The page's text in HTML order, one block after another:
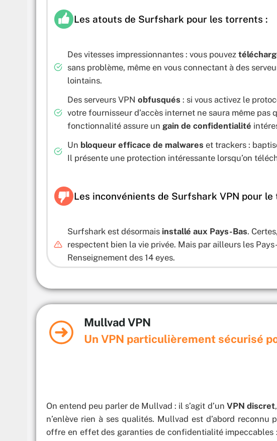
Les atouts de Surfshark pour les torrents :
Des vitesses impressionnantes : vous pouvez
sans problème, même en vous connectant à des
lointains.
Des serveurs VPN obfusqués : si vous activez le
votre fournisseur d’accès internet ne saura même pas
fonctionnalité assure un gain de confidentialité
Un bloqueur efficace de malwares et trackers :
Il présente une protection intéressante lorsqu’on
Les inconvénients de Surfshark VPN pour
Surfshark est désormais installé aux Pays-Bas.
respectent bien la vie privée. Mais par ailleurs les
Renseignement des 14 eyes.
Mullvad VPN
Un VPN particulièrement sécurisé
On entend peu parler de Mullvad : il s’agit d’un VPN discret
n’enlève rien à ses qualités. Mullvad est d’abord reconnu
offre en effet des garanties de confidentialité impeccables